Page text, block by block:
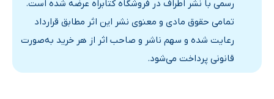
قصه‌ها در مکان و زمان مناسب است که خوب شنیده می‌شوند
نرخ بازده نوآوری
خب... تمام شد، دوست من. همین بود!
رسمی با نشر اطراف در فروشگاه کتابراه عرضه شده است.
تمامی حقوق مادی و معنوی نشر این اثر مطابق قرارداد
رعایت شده و سهم ناشر و صاحب اثر از هر خرید به‌صورت
قانونی پرداخت می‌شود.